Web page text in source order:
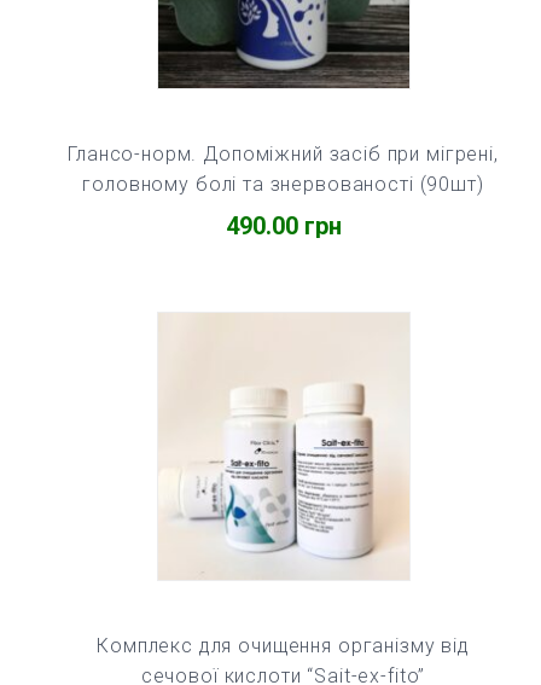
490.00 грн
Глансо-норм. Допоміжний засіб при мігрені,
головному болі та знервованості (90шт)
Комплекс для очищення організму від
сечової кислоти “Sait-ex-fito”